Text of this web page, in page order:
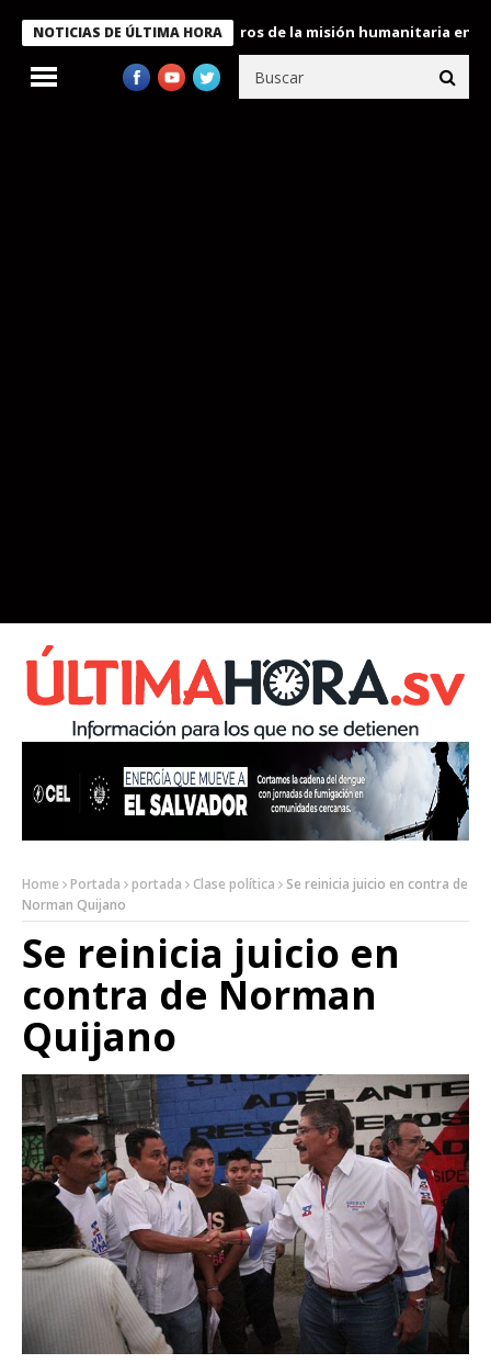
NOTICIAS DE ÚLTIMA HORA
condecora a miembros de la misión humanitaria enviada a
Home Portada portada Clase política
Se reinicia juicio en contra de
Norman Quijano
Se reinicia juicio en
contra de Norman
Quijano